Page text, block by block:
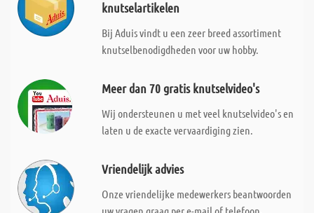
knutselartikelen
Bij Aduis vindt u een zeer breed assortiment
knutselbenodigdheden voor uw hobby.
Meer dan 70 gratis knutselvideo's
Wij ondersteunen u met veel knutselvideo's en
laten u de exacte vervaardiging zien.
Vriendelijk advies
Onze vriendelijke medewerkers beantwoorden